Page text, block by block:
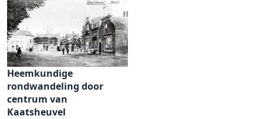
Heemkundige
rondwandeling door
centrum van
Kaatsheuvel